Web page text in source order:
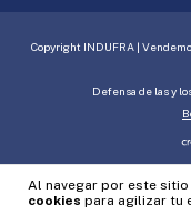
Al navegar por este sitio
cookies para agilizar tu
Copyright INDUFRA |
Defensa de las y